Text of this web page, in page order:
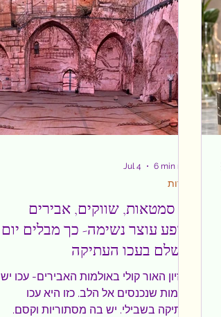
טבע, אטרקציות, מסעדות טובות, סדנאות
אמנים, ארכיאולוגיה, חופי ים, עגלות קפה
ומקומות לינה מיוחדים. האזור כולל שפע של
אתרים מוכרים כמו זכרון יעקב, עין
בין סמטאות, שווקים, אבירים
ומופע עוצר נשימה- כך מבלים יום
מושלם בעכו העתיקה
החזיון האור קולי באולמות האבירים- עכו יש
מקומות שנכנסים אל הלב. כזו היא עכו
העתיקה בשבילי. יש בה מסתוריות וקסם.
תיירות
Jul 4 6 min read